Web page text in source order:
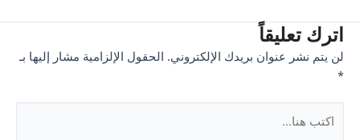
اترك تعليقاً
لن يتم نشر عنوان بريدك الإلكتروني. الحقول الإلزامية مشار إليها بـ
*
هنا...